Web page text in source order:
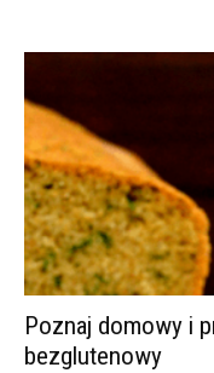
Poznaj domowy i
bezglutenowy